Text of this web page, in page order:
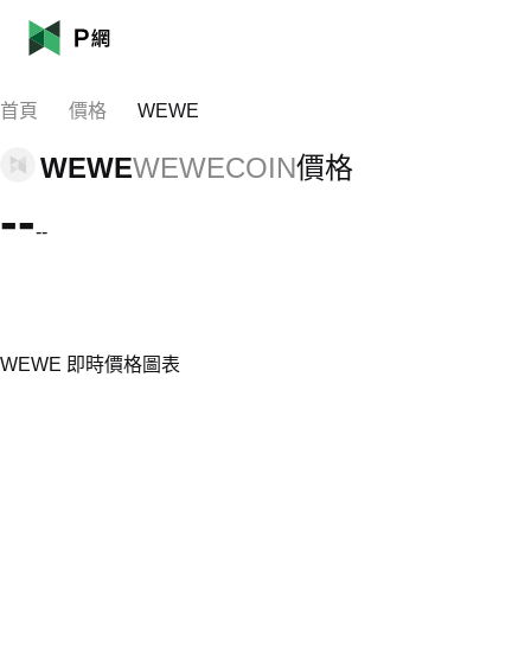
首頁 價格 WEWE
WEWEWEWECOIN價格
----
WEWE 即時價格圖表